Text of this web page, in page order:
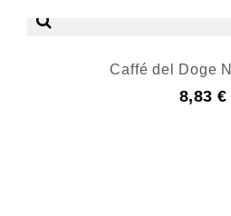
Caffé del Doge
8,83 €